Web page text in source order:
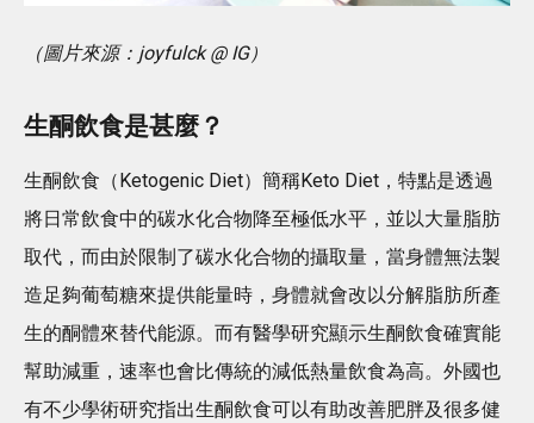
（圖片來源：joyfulck @ IG）
生酮飲食是甚麼？
生酮飲食（Ketogenic Diet）簡稱Keto Diet，特點是透過
將日常飲食中的碳水化合物降至極低水平，並以大量脂肪
取代，而由於限制了碳水化合物的攝取量，當身體無法製
造足夠葡萄糖來提供能量時，身體就會改以分解脂肪所產
生的酮體來替代能源。而有醫學研究顯示生酮飲食確實能
幫助減重，速率也會比傳統的減低熱量飲食為高。外國也
有不少學術研究指出生酮飲食可以有助改善肥胖及很多健